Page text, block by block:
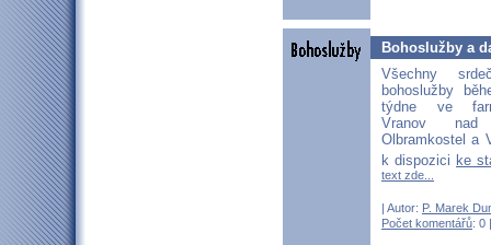
Bohoslužby a
Všechny
bohoslužby
týdne ve
Vranov
Olbramkostel a
k dispozici ke
text zde...
| Autor: P. Marek
Počet komentářů: 0